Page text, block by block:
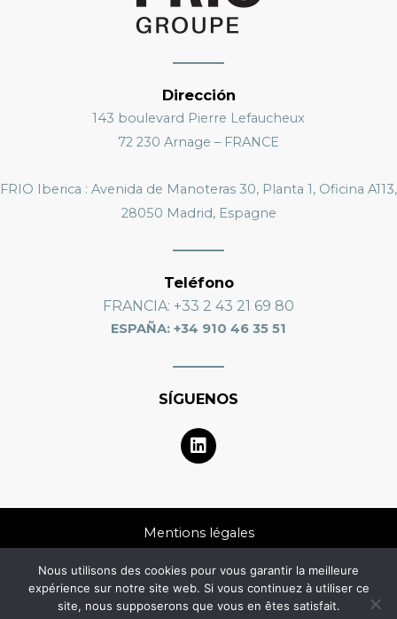
Dirección
143 boulevard Pierre Lefaucheux
72 230 Arnage – FRANCE
FRIO Iberica : Avenida de Manoteras 30, Planta 1, Oficina A113,
28050 Madrid, Espagne
Teléfono
FRANCIA: +33 2 43 21 69 80
ESPAÑA: +34 910 46 35 51
SÍGUENOS
L
i
e
d
i
Mentions légales
Données personnelles
Nous utilisons des cookies pour vous garantir la meilleure
expérience sur notre site web. Si vous continuez à utiliser ce
site, nous supposerons que vous en êtes satisfait.